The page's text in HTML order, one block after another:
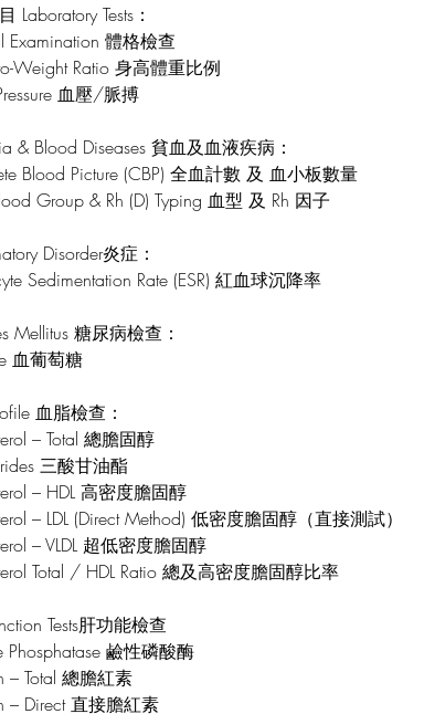
Laboratory Tests：
Examination 體格檢查
Weight Ratio 身高體重比例
血壓/脈搏
& Blood Diseases 貧血及血液疾病：
Blood Picture (CBP) 全血計數 及 血小板數量
Group & Rh (D) Typing 血型 及 Rh 因子
Disorder炎症：
Sedimentation Rate (ESR) 紅血球沉降率
Mellitus 糖尿病檢查：
血葡萄糖
血脂檢查：
– Total 總膽固醇
三酸甘油酯
– HDL 高密度膽固醇
– LDL (Direct Method) 低密度膽固醇（直接測試）
– VLDL 超低密度膽固醇
Total / HDL Ratio 總及高密度膽固醇比率
Tests肝功能檢查
Phosphatase 鹼性磷酸酶
– Total 總膽紅素
– Direct 直接膽紅素